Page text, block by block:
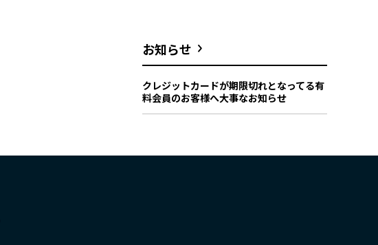
お知らせ
クレジットカードが期限切れとなってる有
料会員のお客様へ大事なお知らせ